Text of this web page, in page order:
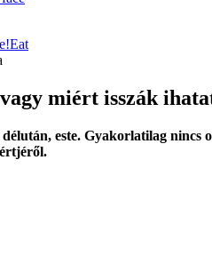
miért isszák
délután, este. Gyakorlatilag